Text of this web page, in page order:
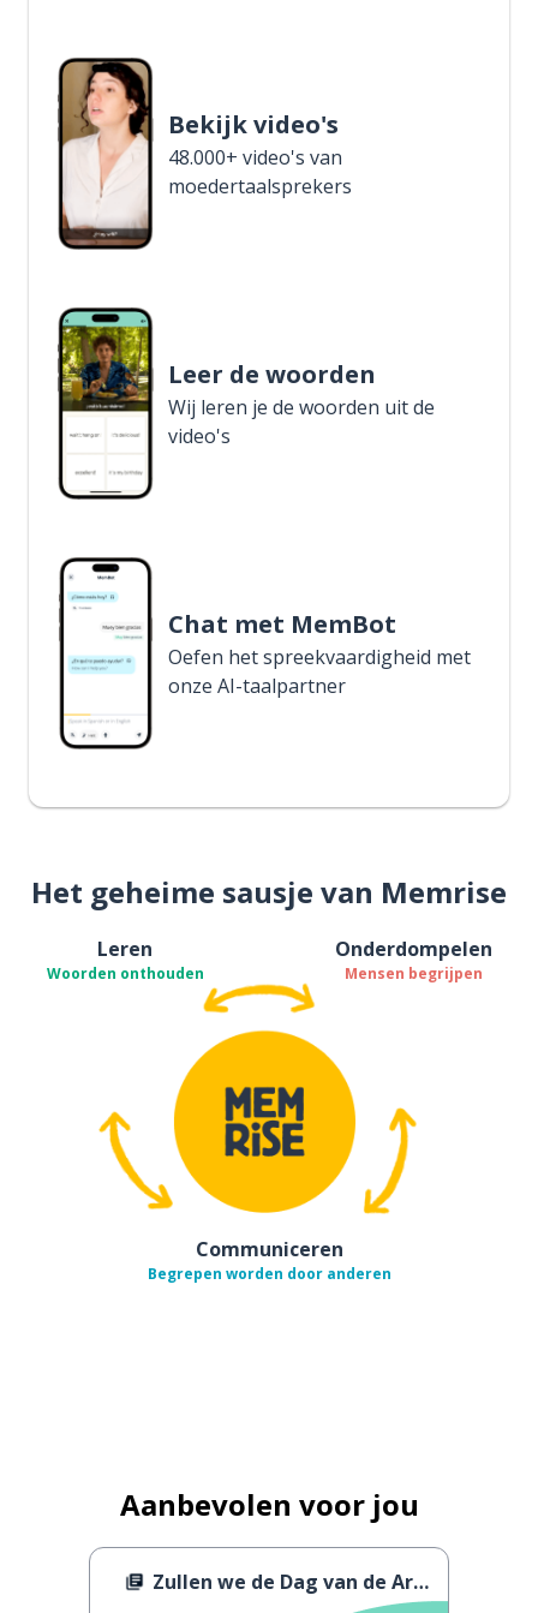
Bekijk video's
48.000+ video's van
moedertaalsprekers
Leer de woorden
Wij leren je de woorden uit de
video's
Chat met MemBot
Oefen het spreekvaardigheid met
onze AI-taalpartner
Het geheime sausje van Memrise
Leren
Woorden onthouden
Onderdompelen
Mensen begrijpen
Communiceren
Begrepen worden door anderen
Aanbevolen voor jou
Zullen we de Dag van de Arbeid vieren?